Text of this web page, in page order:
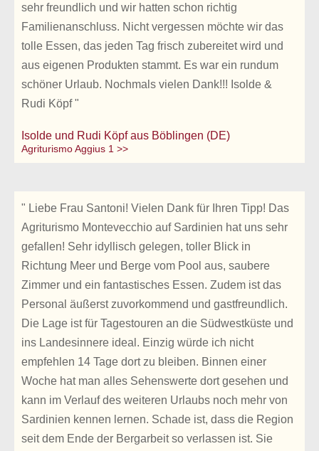
sehr freundlich und wir hatten schon richtig
Familienanschluss. Nicht vergessen möchte wir das
tolle Essen, das jeden Tag frisch zubereitet wird und
aus eigenen Produkten stammt. Es war ein rundum
schöner Urlaub. Nochmals vielen Dank!!! Isolde &
Rudi Köpf "
Isolde und Rudi Köpf aus Böblingen (DE)
Agriturismo Aggius 1 >>
" Liebe Frau Santoni! Vielen Dank für Ihren Tipp! Das
Agriturismo Montevecchio auf Sardinien hat uns sehr
gefallen! Sehr idyllisch gelegen, toller Blick in
Richtung Meer und Berge vom Pool aus, saubere
Zimmer und ein fantastisches Essen. Zudem ist das
Personal äußerst zuvorkommend und gastfreundlich.
Die Lage ist für Tagestouren an die Südwestküste und
ins Landesinnere ideal. Einzig würde ich nicht
empfehlen 14 Tage dort zu bleiben. Binnen einer
Woche hat man alles Sehenswerte dort gesehen und
kann im Verlauf des weiteren Urlaubs noch mehr von
Sardinien kennen lernen. Schade ist, dass die Region
seit dem Ende der Bergarbeit so verlassen ist. Sie